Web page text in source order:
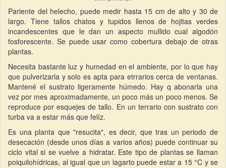
Pariente del helecho, puede medir hasta 15 cm de alto y 30 de
largo. Tiene tallos chatos y tupidos llenos de hojitas verdes
incandescentes que le dan un aspecto mullido cual algodón
fosforescente. Se puede usar como cobertura debajo de otras
plantas.
Necesita bastante luz y humedad en el ambiente, por lo que hay
que pulverizarla y solo es apta para etrrarios cerca de ventanas.
Mantené el sustrato ligeramente húmedo. Hay q abonarla una
vez por mes aproximadamente, un poco más un poco menos. Se
reproduce por esquejes de tallo. En un terrario con sustrato con
turba va a estar más que felíz.
Es una planta que "resucita", es decir, que tras un periodo de
desecación (desde unos días a varios años) puede continuar su
ciclo vital si se vuelve a hidratar. Este tipo de plantas se llaman
poiquilohídricas, al igual que un lagarto puede estar a 15 °C y se